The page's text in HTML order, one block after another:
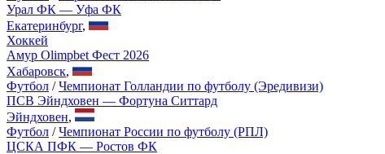
Урал ФК — Уфа ФК
Екатеринбург,
Хоккей
Амур Olimpbet Фест 2026
Хабаровск,
Футбол /Чемпионат Голландии по футболу (Эредивизи)
ПСВ Эйндховен — Фортуна Ситтард
Эйндховен,
Футбол /Чемпионат России по футболу (РПЛ)
ЦСКА ПФК — Ростов ФК